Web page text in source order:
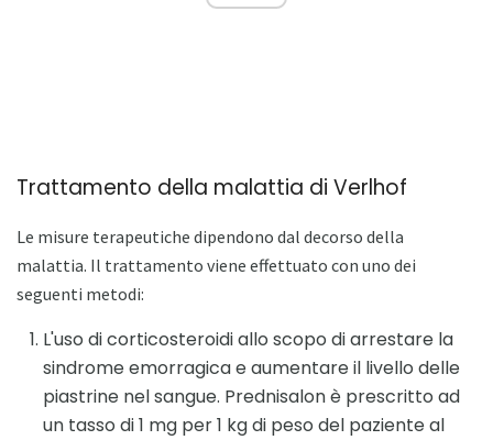
Trattamento della malattia di Verlhof
Le misure terapeutiche dipendono dal decorso della
malattia. Il trattamento viene effettuato con uno dei
seguenti metodi:
L'uso di corticosteroidi allo scopo di arrestare la
sindrome emorragica e aumentare il livello delle
piastrine nel sangue. Prednisalon è prescritto ad
un tasso di 1 mg per 1 kg di peso del paziente al